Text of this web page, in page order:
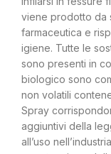
viene prodotto da
farmaceutica e
igiene. Tutte le
sono presenti in
biologico sono
non volatili
Spray
aggiuntivi della
all’uso